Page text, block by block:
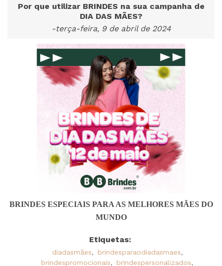
Por que utilizar BRINDES na sua campanha de
DIA DAS MÃES?
-terça-feira, 9 de abril de 2024
BRINDES ESPECIAIS PARA AS MELHORES MÃES DO
MUNDO
Etiquetas:
diadasmães, brindesparaodiadasmaes,
brindespromocionais, brindespersonalizados,